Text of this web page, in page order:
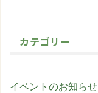
カテゴリー
イベントのお知らせ